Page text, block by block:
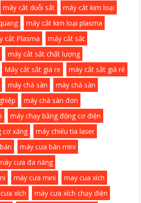
máy cắt duỗi sắt
máy cắt kim loại
máy cắt kim loại plasma
cắt Plasma
máy cắt sắt
máy cắt sắt chất lượng
Máy cắt sắt giá re
máy cắt sắt giá rẻ
máy chà sàn
mày chà sàn
máy chà sàn đơn
máy chạy bằng động cơ điện
cơ xăng
máy chiếu tia laser
máy cưa bàn mini
cưa đa năng
máy cưa mini
may cua xich
xích
máy cưa xích chạy điện